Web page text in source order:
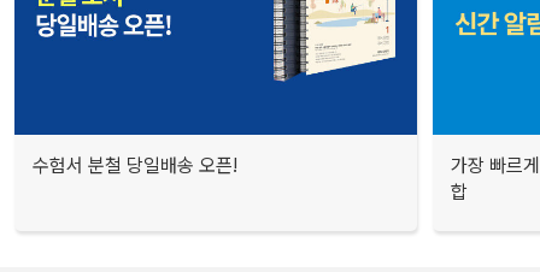
수험서 분철 당일배송 오픈!
가장 빠르
합